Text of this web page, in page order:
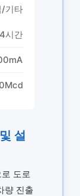
기타
시간
설
도로
량 진출